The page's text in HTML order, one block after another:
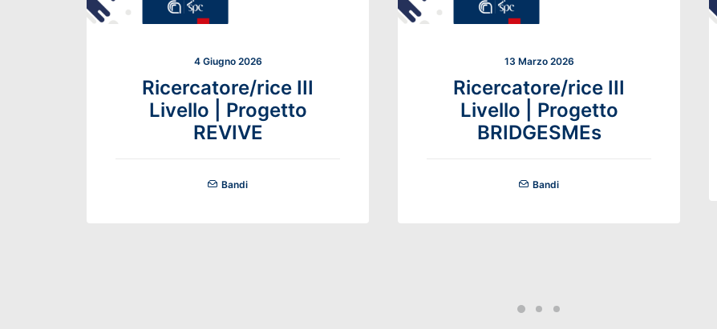
4 Giugno 2026
Ricercatore/rice III
Livello | Progetto
REVIVE
Bandi
13 Marzo 2026
Ricercatore/rice III
Livello | Progetto
BRIDGESMEs
Bandi